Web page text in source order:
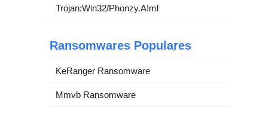
Trojan:Win32/Phonzy.A!ml
Ransomwares Populares
KeRanger Ransomware
Mmvb Ransomware